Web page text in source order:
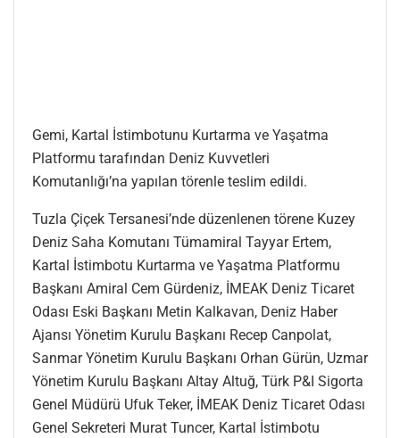
Gemi, Kartal İstimbotunu Kurtarma ve Yaşatma
Platformu tarafından Deniz Kuvvetleri
Komutanlığı’na yapılan törenle teslim edildi.
Tuzla Çiçek Tersanesi’nde düzenlenen törene Kuzey
Deniz Saha Komutanı Tümamiral Tayyar Ertem,
Kartal İstimbotu Kurtarma ve Yaşatma Platformu
Başkanı Amiral Cem Gürdeniz, İMEAK Deniz Ticaret
Odası Eski Başkanı Metin Kalkavan, Deniz Haber
Ajansı Yönetim Kurulu Başkanı Recep Canpolat,
Sanmar Yönetim Kurulu Başkanı Orhan Gürün, Uzmar
Yönetim Kurulu Başkanı Altay Altuğ, Türk P&I Sigorta
Genel Müdürü Ufuk Teker, İMEAK Deniz Ticaret Odası
Genel Sekreteri Murat Tuncer, Kartal İstimbotu